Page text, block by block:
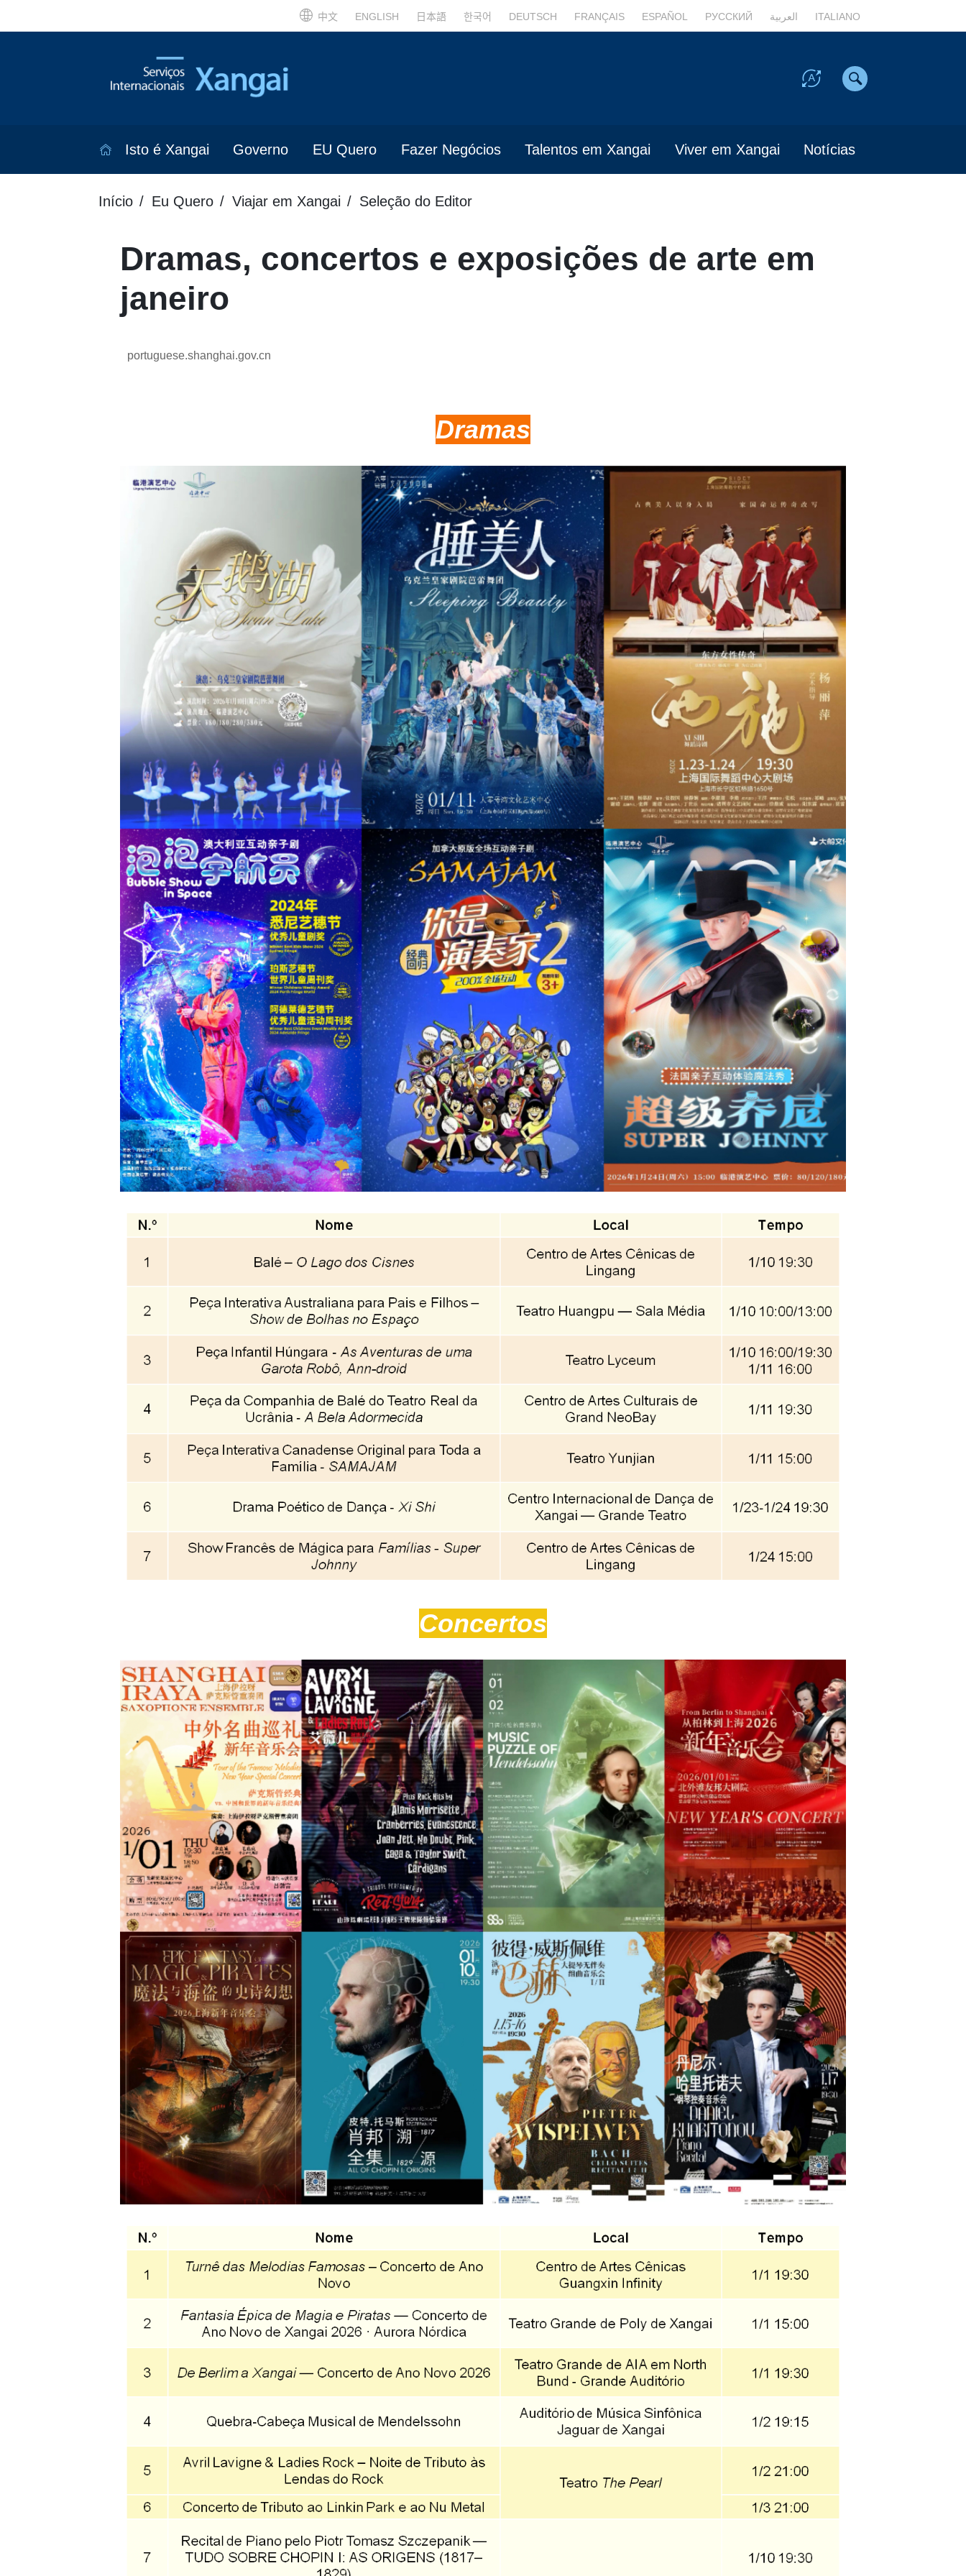
中文 ENGLISH 日本語 한국어 DEUTSCH FRANÇAIS ESPAÑOL РУССКИЙ العربية ITALIANO
Isto é Xangai Governo EU Quero Fazer Negócios Talentos em Xangai Viver em Xangai Notícias
Início Eu Quero Viajar em Xangai Seleção do Editor
Dramas, concertos e exposições de arte em
janeiro
portuguese.shanghai.gov.cn
Dramas
Concertos